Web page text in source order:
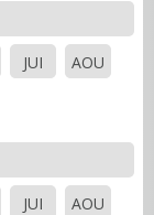
JUI
AOU
JUI
AOU